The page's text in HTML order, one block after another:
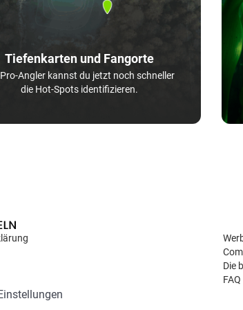
Tiefenkarten und Fangorte
Angler kannst du jetzt noch schneller
die Hot-Spots identifizieren.
Die
FAQ